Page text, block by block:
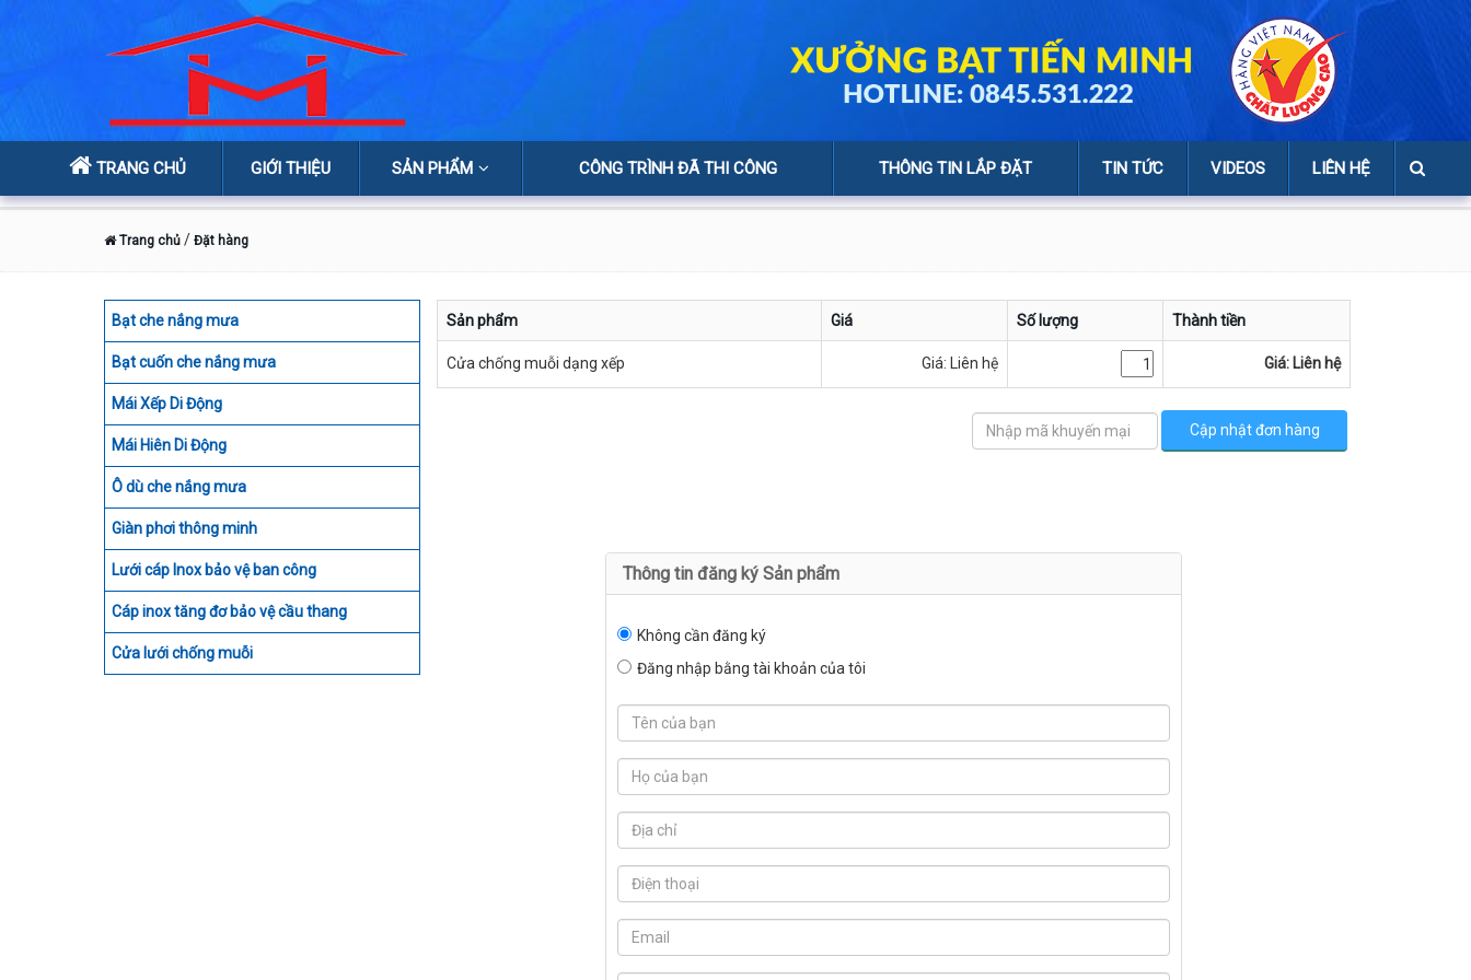
TRANG CHỦ GIỚI THIỆU SẢN PHẨM CÔNG TRÌNH ĐÃ THI CÔNG THÔNG TIN LẮP ĐẶT TIN TỨC VIDEOS LIÊN HỆ
Trang chủ / Đặt hàng
Sản phẩm Giá Số lượng Thành tiền
Cửa chống muỗi dạng xếp Giá: Liên hệ Giá: Liên hệ
Thông tin đăng ký Sản phẩm
Không cần đăng ký
Đăng nhập bằng tài khoản của tôi
Bạt che nắng mưa
Bạt cuốn che nắng mưa
Mái Xếp Di Động
Mái Hiên Di Động
Ô dù che nắng mưa
Giàn phơi thông minh
Lưới cáp Inox bảo vệ ban công
Cáp inox tăng đơ bảo vệ cầu thang
Cửa lưới chống muỗi